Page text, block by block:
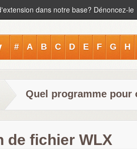
dans notre base? Dénoncez-le
# A B C D E F G H
Quel programme
de fichier WLX